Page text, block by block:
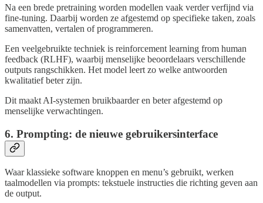
Na een brede pretraining worden modellen vaak verder verfijnd via
fine-tuning. Daarbij worden ze afgestemd op specifieke taken, zoals
samenvatten, vertalen of programmeren.
Een veelgebruikte techniek is reinforcement learning from human
feedback (RLHF), waarbij menselijke beoordelaars verschillende
outputs rangschikken. Het model leert zo welke antwoorden
kwalitatief beter zijn.
Dit maakt AI-systemen bruikbaarder en beter afgestemd op
menselijke verwachtingen.
6. Prompting: de nieuwe gebruikersinterface
Waar klassieke software knoppen en menu’s gebruikt, werken
taalmodellen via prompts: tekstuele instructies die richting geven aan
de output.